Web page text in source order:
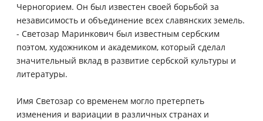
Черногорием. Он был известен своей борьбой за
независимость и объединение всех славянских земель.
- Светозар Маринкович был известным сербским
поэтом, художником и академиком, который сделал
значительный вклад в развитие сербской культуры и
литературы.
Имя Светозар со временем могло претерпеть
изменения и вариации в различных странах и